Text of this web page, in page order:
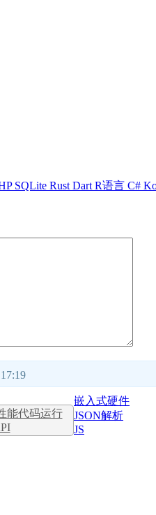
SQLite Rust Dart R语言 C#
能代码运行
嵌入式硬件
JSON解析
JS